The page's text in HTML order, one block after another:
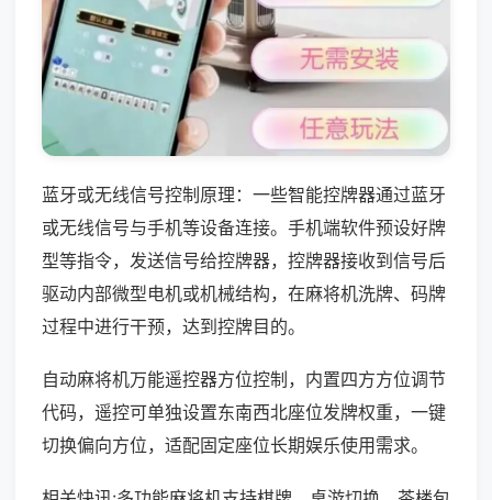
蓝牙或无线信号控制原理：一些智能控牌器通过蓝牙
或无线信号与手机等设备连接。手机端软件预设好牌
型等指令，发送信号给控牌器，控牌器接收到信号后
驱动内部微型电机或机械结构，在麻将机洗牌、码牌
过程中进行干预，达到控牌目的。
自动麻将机万能遥控器方位控制，内置四方方位调节
代码，遥控可单独设置东南西北座位发牌权重，一键
切换偏向方位，适配固定座位长期娱乐使用需求。